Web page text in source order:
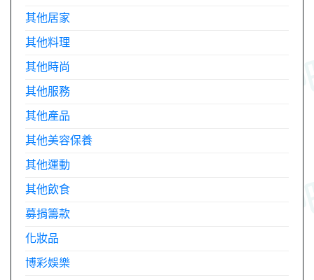
其他居家
其他料理
其他時尚
其他服務
其他產品
其他美容保養
其他運動
其他飲食
募捐籌款
化妝品
博彩娛樂